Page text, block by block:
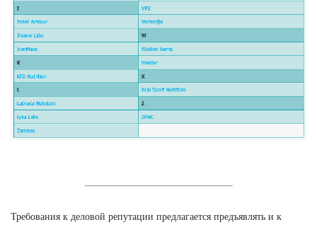
Требования к деловой репутации предлагается предъявлять и к